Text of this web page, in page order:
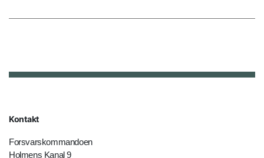
Kontakt
Forsvarskommandoen
Holmens Kanal 9